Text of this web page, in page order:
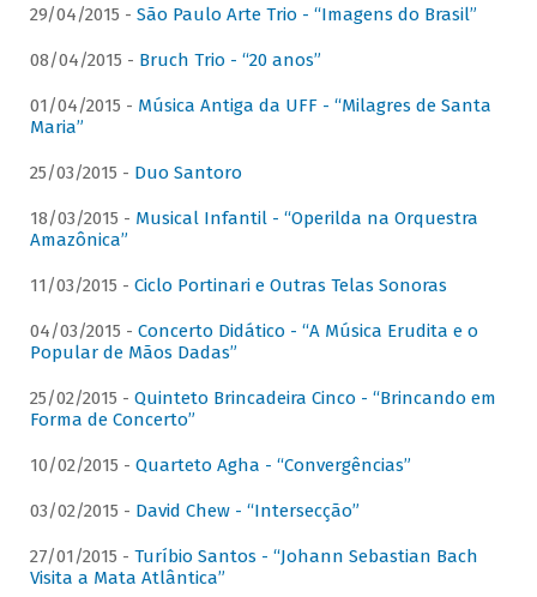
29/04/2015 - São Paulo Arte Trio - “Imagens do Brasil”
08/04/2015 - Bruch Trio - “20 anos”
01/04/2015 - Música Antiga da UFF - “Milagres de Santa
Maria”
25/03/2015 - Duo Santoro
18/03/2015 - Musical Infantil - “Operilda na Orquestra
Amazônica”
11/03/2015 - Ciclo Portinari e Outras Telas Sonoras
04/03/2015 - Concerto Didático - “A Música Erudita e o
Popular de Mãos Dadas”
25/02/2015 - Quinteto Brincadeira Cinco - “Brincando em
Forma de Concerto”
10/02/2015 - Quarteto Agha - “Convergências”
03/02/2015 - David Chew - “Intersecção”
27/01/2015 - Turíbio Santos - “Johann Sebastian Bach
Visita a Mata Atlântica”